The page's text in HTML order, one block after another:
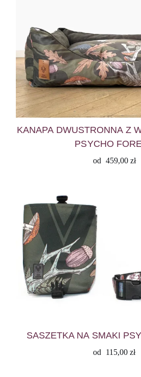
KANAPA DWUSTRONNA Z
PSYCHO
od 459,00 zł
SASZETKA NA SMAKI
od 115,00zł